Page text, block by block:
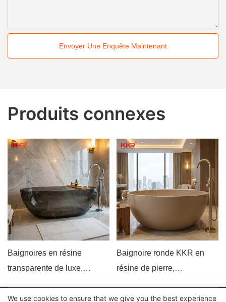
Envoyer Une Enquête Maintenant
Produits connexes
Baignoires en résine
transparente de luxe,
transparente pour hôtels et
Baignoire ronde KKR en
résine de pierre,
moderne et luxueux,
We use cookies to ensure that we give you the best experience